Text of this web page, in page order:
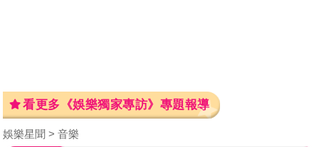
看更多《娛樂獨家專訪》專題報導
娛樂星聞 音樂